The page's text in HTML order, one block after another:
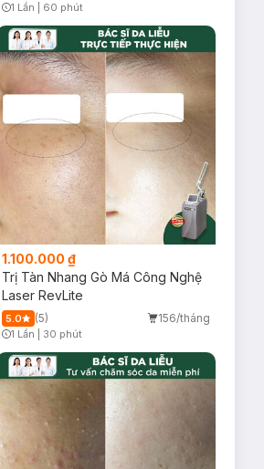
1 Lần 60 phút
1.100.000 ₫
Trị Tàn Nhang Gò Má Công Nghệ
Laser RevLite
5.0 (5) 156/tháng
Timer Gray Icon
1 Lần 30 phút